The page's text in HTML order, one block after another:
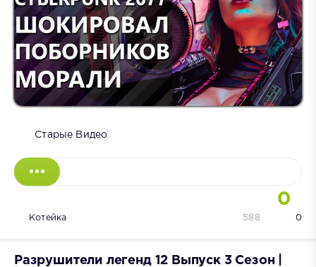
Старые Видео
0
Котейка 0
588
Разрушители легенд 12 Выпуск 3 Сезон |